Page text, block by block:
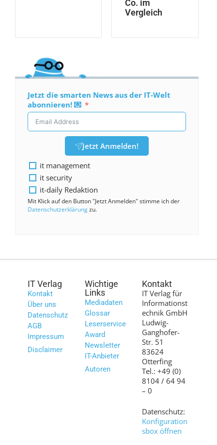
Co. im
Vergleich
Jetzt die smarten News aus der IT-Welt
abonnieren! 💌
Jetzt Anmelden!
it management
it security
it-daily Redaktion
Mit Klick auf den Button "Jetzt Anmelden" stimme ich der
Datenschutzerklärungzu.
IT Verlag
Kontakt
Über uns
Datenschutz
AGB
Impressum
Disclaimer
Wichtige
Links
Mediadaten
Glossar
Leserservice
Award
Newsletter
IT-Anbieter
Autoren
Kontakt
IT Verlag für
Informationst
echnik GmbH
Ludwig-
Ganghofer-
Str. 51
83624
Otterfing
Tel.: +49 (0)
8104 / 64 94
– 0
Datenschutz:
Konfiguration
sbox öffnen